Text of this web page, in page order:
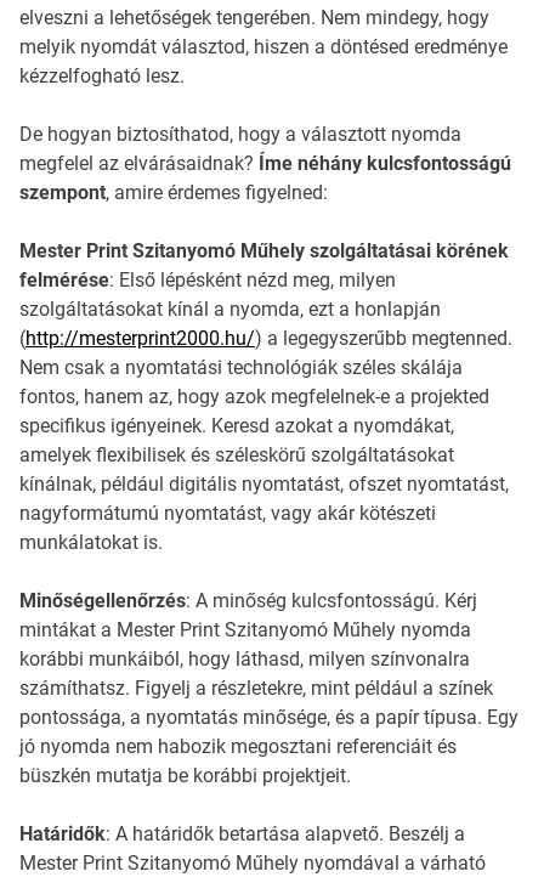
elveszni a lehetőségek tengerében. Nem mindegy, hogy
melyik nyomdát választod, hiszen a döntésed eredménye
kézzelfogható lesz.
De hogyan biztosíthatod, hogy a választott nyomda
megfelel az elvárásaidnak? Íme néhány kulcsfontosságú
szempont, amire érdemes figyelned:
Mester Print Szitanyomó Műhely szolgáltatásai körének
felmérése: Első lépésként nézd meg, milyen
szolgáltatásokat kínál a nyomda, ezt a honlapján
(http://mesterprint2000.hu/) a legegyszerűbb megtenned.
Nem csak a nyomtatási technológiák széles skálája
fontos, hanem az, hogy azok megfelelnek-e a projekted
specifikus igényeinek. Keresd azokat a nyomdákat,
amelyek flexibilisek és széleskörű szolgáltatásokat
kínálnak, például digitális nyomtatást, ofszet nyomtatást,
nagyformátumú nyomtatást, vagy akár kötészeti
munkálatokat is.
Minőségellenőrzés: A minőség kulcsfontosságú. Kérj
mintákat a Mester Print Szitanyomó Műhely nyomda
korábbi munkáiból, hogy láthasd, milyen színvonalra
számíthatsz. Figyelj a részletekre, mint például a színek
pontossága, a nyomtatás minősége, és a papír típusa. Egy
jó nyomda nem habozik megosztani referenciáit és
büszkén mutatja be korábbi projektjeit.
Határidők: A határidők betartása alapvető. Beszélj a
Mester Print Szitanyomó Műhely nyomdával a várható